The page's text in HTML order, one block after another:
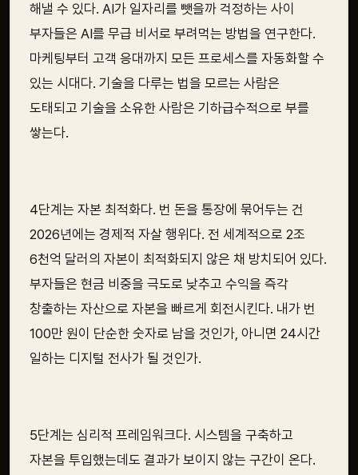
해낼 수 있다. AI가 일자리를 뺏을까 걱정하는 사이
부자들은 AI를 무급 비서로 부려먹는 방법을 연구한다.
마케팅부터 고객 응대까지 모든 프로세스를 자동화할 수
있는 시대다. 기술을 다루는 법을 모르는 사람은
도태되고 기술을 소유한 사람은 기하급수적으로 부를
쌓는다.
4단계는 자본 최적화다. 번 돈을 통장에 묶어두는 건
2026년에는 경제적 자살 행위다. 전 세계적으로 2조
6천억 달러의 자본이 최적화되지 않은 채 방치되어 있다.
부자들은 현금 비중을 극도로 낮추고 수익을 즉각
창출하는 자산으로 자본을 빠르게 회전시킨다. 내가 번
100만 원이 단순한 숫자로 남을 것인가, 아니면 24시간
일하는 디지털 전사가 될 것인가.
5단계는 심리적 프레임워크다. 시스템을 구축하고
자본을 투입했는데도 결과가 보이지 않는 구간이 온다.